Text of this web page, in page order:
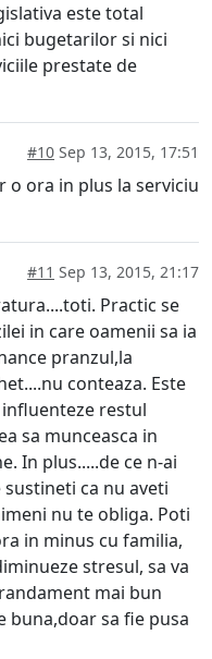
este total
bugetarilor si nici
prestate de
#10 Sep 13, 2015, 17:51
ora in plus la serviciu
#11 Sep 13, 2015, 21:17
Practic se
in care oamenii sa ia
pranzul,la
conteaza. Este
restul
sa munceasca in
In plus.....de ce n-ai
sustineti ca nu aveti
nu te obliga. Poti
in minus cu familia,
stresul, sa va
mai bun
buna,doar sa fie pusa